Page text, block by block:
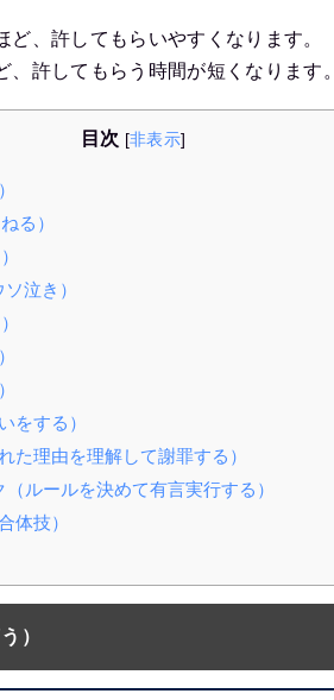
ど、許してもらいやすくなります。
、許してもらう時間が短くなります。
目次 [非表示]
る）
泣き）
をする）
た理由を理解して謝罪する）
ルールを決めて有言実行する）
体技）
）